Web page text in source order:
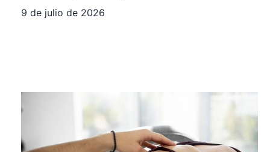
9 de julio de 2026